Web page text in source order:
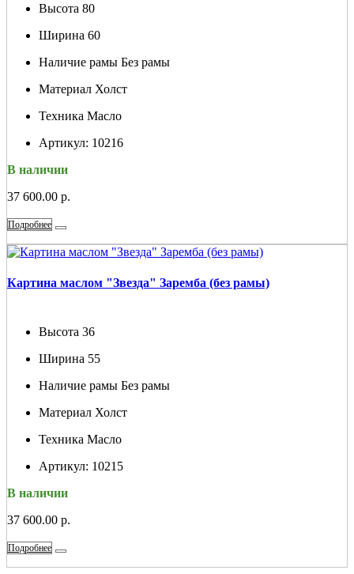
Высота 80
Ширина 60
Наличие рамы Без рамы
Материал Холст
Техника Масло
Артикул: 10216
В наличии
37 600.00 р.
Подробнее
Картина маслом "Звезда" Заремба (без рамы)
Высота 36
Ширина 55
Наличие рамы Без рамы
Материал Холст
Техника Масло
Артикул: 10215
В наличии
37 600.00 р.
Подробнее